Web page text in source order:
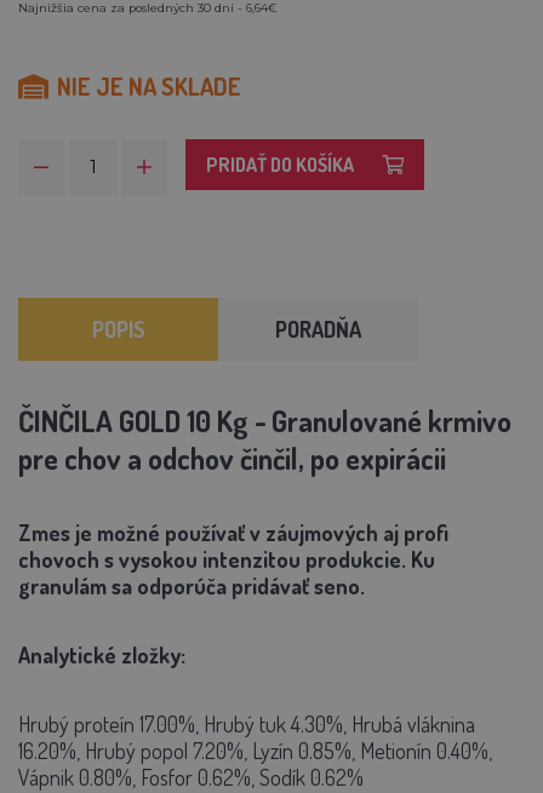
Najnižšia cena za posledných 30 dní - 6,64€
NIE JE NA SKLADE
PRIDAŤ DO KOŠÍKA
POPIS PORADŇA
ČINČILA GOLD 10 Kg -Granulované krmivo
pre chov a odchov činčil, po expirácii
Zmes je možné používať v záujmových aj profi
chovoch s vysokou intenzitou produkcie. Ku
granulám sa odporúča pridávať seno.
Analytické zložky:
Hrubý proteín 17.00%, Hrubý tuk 4.30%, Hrubá vláknina
16.20%, Hrubý popol 7.20%, Lyzín 0.85%, Metionín 0.40%,
Vápnik 0.80%, Fosfor 0.62%, Sodík 0.62%